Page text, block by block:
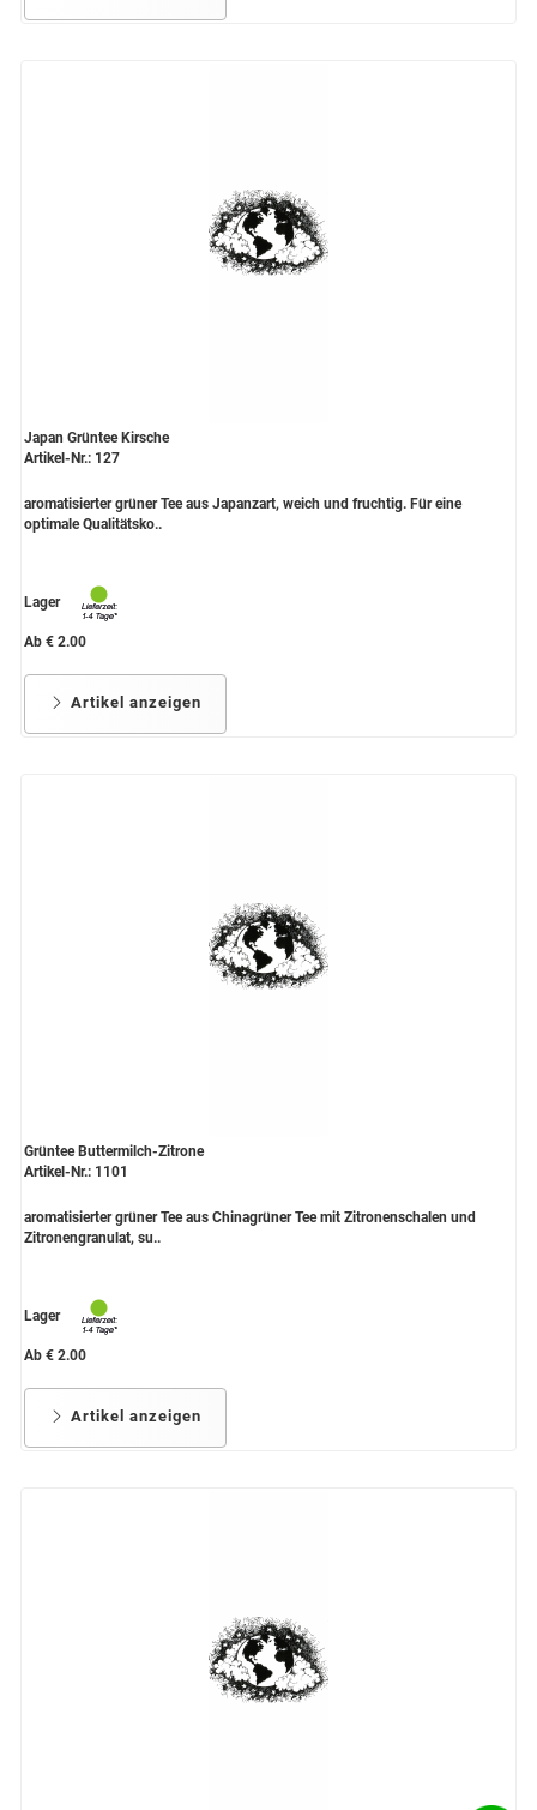
Japan Grüntee Kirsche
Artikel-Nr.: 127
aromatisierter grüner Tee aus Japanzart, weich und fruchtig. Für eine
optimale Qualitätsko..
Lager
Ab € 2.00
Artikel anzeigen
Grüntee Buttermilch-Zitrone
Artikel-Nr.: 1101
aromatisierter grüner Tee aus Chinagrüner Tee mit Zitronenschalen und
Zitronengranulat, su..
Lager
Ab € 2.00
Artikel anzeigen